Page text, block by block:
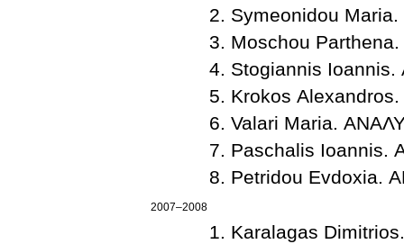
Symeonidou
Moschou
Stogiannis
Krokos
Valari Maria.
2007–2008
Karalagas